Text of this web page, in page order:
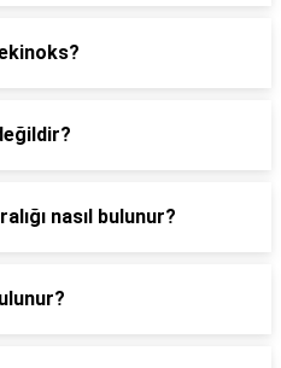
nasıl bulunur?